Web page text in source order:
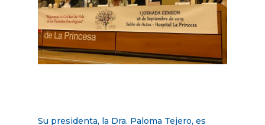
Su presidenta, la Dra. Paloma Tejero, es